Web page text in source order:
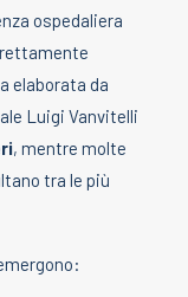
ospedaliera
elaborata da
Luigi Vanvitelli
, mentre molte
tra le più